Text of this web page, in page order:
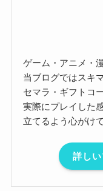
ゲーム・アニメ・
当ブログではスキ
セマラ・ギフトコ
実際にプレイした
立てるよう心がけ
詳し